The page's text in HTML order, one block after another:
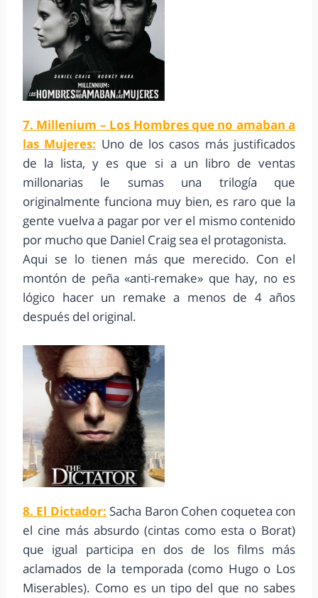
7. Millenium – Los Hombres que no amaban a
las Mujeres: Uno de los casos más justificados
de la lista, y es que si a un libro de ventas
millonarias le sumas una trilogía que
originalmente funciona muy bien, es raro que la
gente vuelva a pagar por ver el mismo contenido
por mucho que Daniel Craig sea el protagonista.
Aqui se lo tienen más que merecido. Con el
montón de peña «anti-remake» que hay, no es
lógico hacer un remake a menos de 4 años
después del original.
8. El Dictador: Sacha Baron Cohen coquetea con
el cine más absurdo (cintas como esta o Borat)
que igual participa en dos de los films más
aclamados de la temporada (como Hugo o Los
Miserables). Como es un tipo del que no sabes